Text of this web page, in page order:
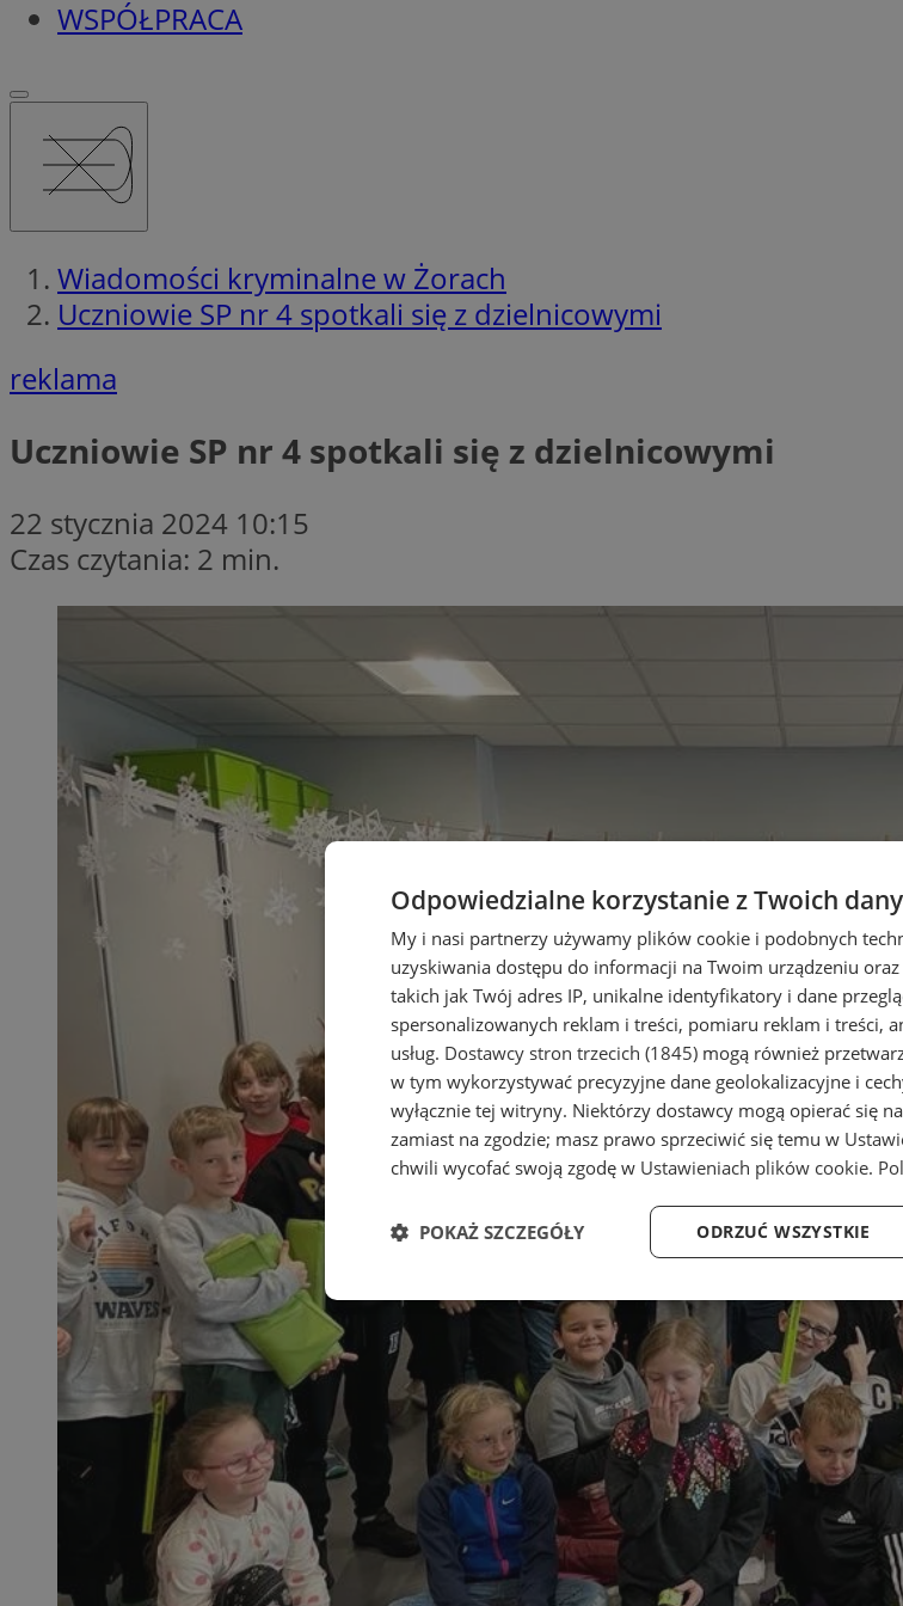
WSPÓŁPRACA
Wiadomości kryminalne w Żorach
Uczniowie SP nr 4 spotkali się z dzielnicowymi
reklama
Uczniowie SP nr 4 spotkali się z dzielnicowymi
22 stycznia 2024 10:15
Czas czytania: 2 min.
Odpowiedzialne korzystanie z Twoich
My i nasi partnerzy używamy plików cookie i podobnych
uzyskiwania dostępu do informacji na Twoim urządzeniu
takich jak Twój adres IP, unikalne identyfikatory i dane
spersonalizowanych reklam i treści, pomiaru reklam i treści,
usług. Dostawcy stron trzecich (1845) mogą również
w tym wykorzystywać precyzyjne dane geolokalizacyjne i
wyłącznie tej witryny. Niektórzy dostawcy mogą opierać się
zamiast na zgodzie; masz prawo sprzeciwić się temu w
chwili wycofać swoją zgodę w Ustawieniach plików cookie.
ODRZUĆ WSZYSTKIE
POKAŻ SZCZEGÓŁY
Niezbędne Wydajność Targetowanie
Niezbędne Wydajność Targetowanie
Niezbędne pliki cookie umożliwiają korzystanie z podstawowych funkcji
zarządzanie kontem. Bez niezbędnych plików cookie nie można prawidłowo
Nazwa Provider /Domena
przechowywania